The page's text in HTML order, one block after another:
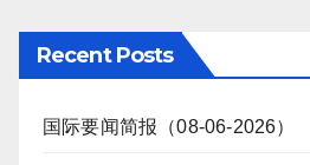
Recent Posts
国际要闻简报（08-06-2026）